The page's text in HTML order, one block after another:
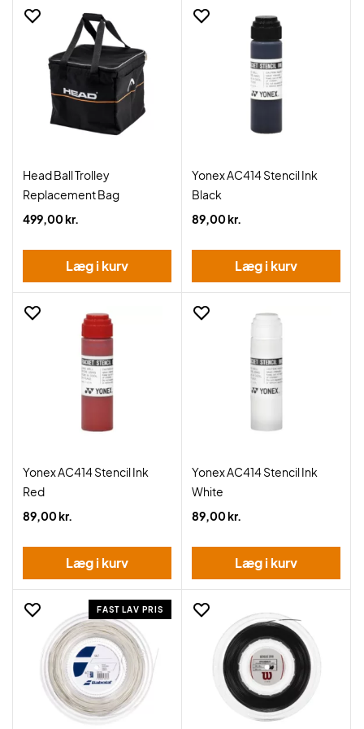
Head Ball Trolley
Replacement Bag
499,00 kr.
Læg i kurv
Yonex AC414 Stencil Ink
Black
89,00 kr.
Læg i kurv
Yonex AC414 Stencil Ink
Red
89,00 kr.
Læg i kurv
Yonex AC414 Stencil Ink
White
89,00 kr.
Læg i kurv
FAST LAV PRIS